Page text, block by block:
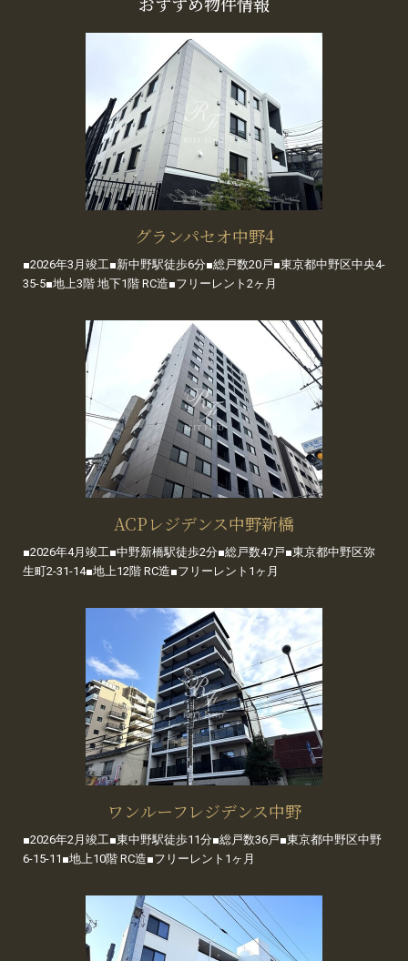
グランパセオ中野4
■2026年3月竣工■新中野駅徒歩6分■総戸数20戸■東京都中野区中央4-
35-5■地上3階 地下1階 RC造■フリーレント2ヶ月
ACPレジデンス中野新橋
■2026年4月竣工■中野新橋駅徒歩2分■総戸数47戸■東京都中野区弥
生町2-31-14■地上12階 RC造■フリーレント1ヶ月
ワンルーフレジデンス中野
■2026年2月竣工■東中野駅徒歩11分■総戸数36戸■東京都中野区中野
6-15-11■地上10階 RC造■フリーレント1ヶ月